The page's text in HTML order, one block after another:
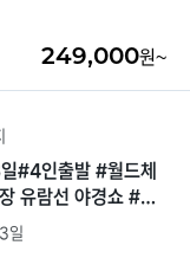
249,000원~
#4인출발 #월드체
유람선 야경쇼 #전
일